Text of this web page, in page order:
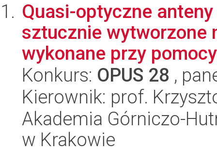
Quasi-optyczne
sztucznie wytworzone
wykonane przy
Konkurs: OPUS 28 ,
Kierownik: prof.
Akademia Górniczo-
w Krakowie